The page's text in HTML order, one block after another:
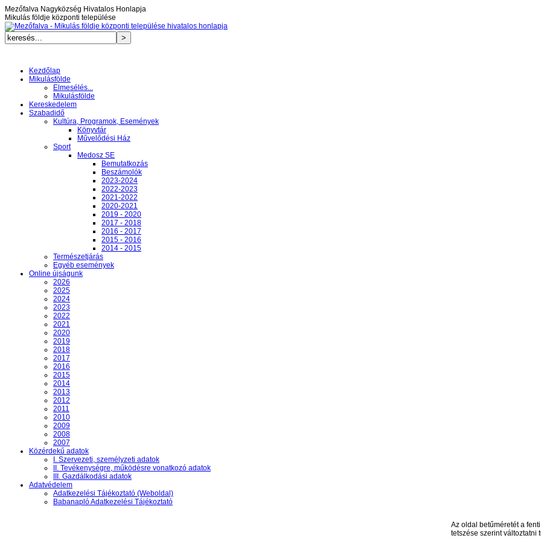
Mezőfalva Nagyközség Hivatalos Honlapja
Mikulás földje központi települése
Kezdőlap
Mikulásfölde
Elmesélés...
Mikulásfölde
Kereskedelem
Szabadidő
Kultúra, Programok, Események
Könyvtár
Művelődési Ház
Sport
Medosz SE
Bemutatkozás
Beszámolók
2023-2024
2022-2023
2021-2022
2020-2021
2019 - 2020
2017 - 2018
2016 - 2017
2015 - 2016
2014 - 2015
Természetjárás
Egyéb események
Online újságunk
2026
2025
2024
2023
2022
2021
2020
2019
2018
2017
2016
2015
2014
2013
2012
2011
2010
2009
2008
2007
Közérdekű adatok
I. Szervezeti, személyzeti adatok
II. Tevékenységre, működésre vonatkozó adatok
III. Gazdálkodási adatok
Adatvédelem
Adatkezelési Tájékoztató (Weboldal)
Babanapló Adatkezelési Tájékoztató
Az oldal betűméretét a
tetszése szerint változtatni